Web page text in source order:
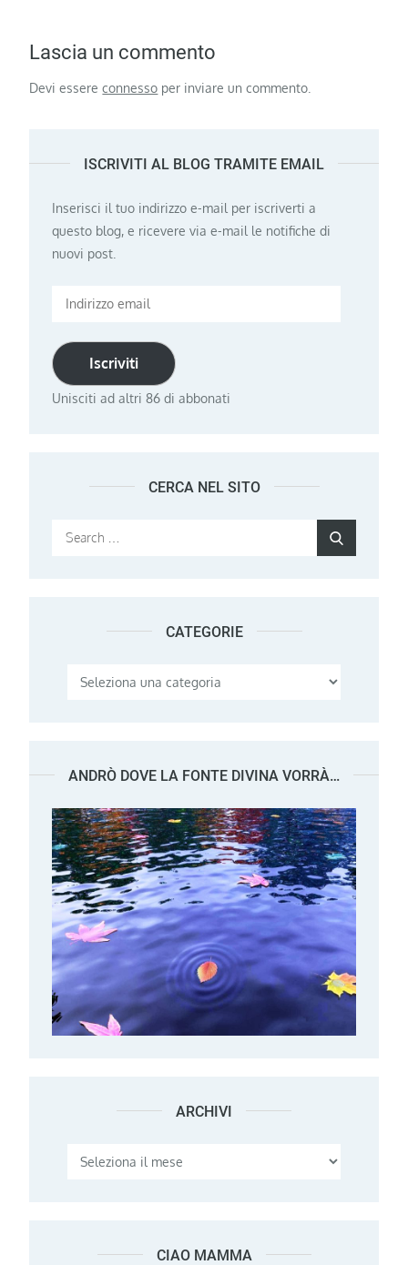
Lascia un commento
Devi essereconnesso per inviare un commento.
ISCRIVITI AL BLOG TRAMITE EMAIL
Inserisci il tuo indirizzo e-mail per iscriverti a
questo blog, e ricevere via e-mail le notifiche di
nuovi post.
Indirizzo
Iscriviti
Unisciti ad altri 86 di abbonati
CERCA NEL SITO
Search
CATEGORIE
Categorie
ANDRÒ DOVE LA FONTE DIVINA VORRÀ…
ARCHIVI Archivi
CIAO MAMMA